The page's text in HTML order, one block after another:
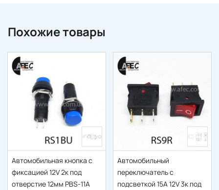
Похожие товары
Автомобильная кнопка с
фиксацией 12V 2к под
отверстие 12мм PBS-11A
Автомобильный
переключатель с
подсветкой 15А 12V 3к под